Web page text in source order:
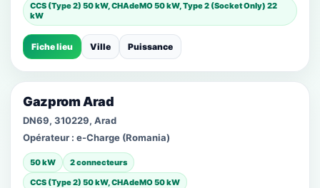
CCS (Type 2) 50 kW, CHAdeMO 50 kW, Type 2 (Socket Only) 22
kW
Fiche lieu Ville Puissance
Gazprom Arad
DN69, 310229, Arad
Opérateur : e-Charge (Romania)
50 kW
2 connecteurs
CCS (Type 2) 50 kW, CHAdeMO 50 kW